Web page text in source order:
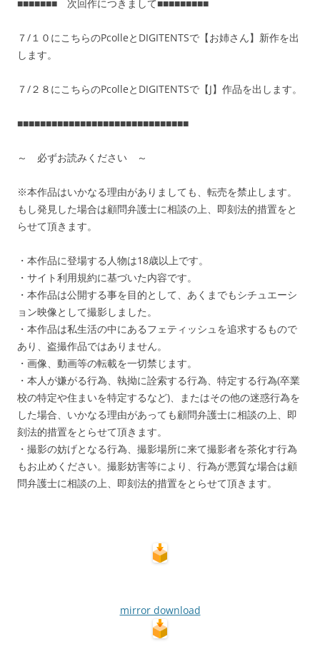
■■■■■■■ 次回作につきまして■■■■■■■■■
７/１０にこちらのPcolleとDIGITENTSで【お姉さん】新作を出
します。
７/２８にこちらのPcolleとDIGITENTSで【J】作品を出します。
■■■■■■■■■■■■■■■■■■■■■■■■■■■■■■
～ 必ずお読みください ～
※本作品はいかなる理由がありましても、転売を禁止します。
もし発見した場合は顧問弁護士に相談の上、即刻法的措置をと
らせて頂きます。
・本作品に登場する人物は18歳以上です。
・サイト利用規約に基づいた内容です。
・本作品は公開する事を目的として、あくまでもシチュエーシ
ョン映像として撮影しました。
・本作品は私生活の中にあるフェティッシュを追求するもので
あり、盗撮作品ではありません。
・画像、動画等の転載を一切禁じます。
・本人が嫌がる行為、執拗に詮索する行為、特定する行為(卒業
校の特定や住まいを特定するなど)、またはその他の迷惑行為を
した場合、いかなる理由があっても顧問弁護士に相談の上、即
刻法的措置をとらせて頂きます。
・撮影の妨げとなる行為、撮影場所に来て撮影者を茶化す行為
もお止めください。撮影妨害等により、行為が悪質な場合は顧
問弁護士に相談の上、即刻法的措置をとらせて頂きます。
mirror download